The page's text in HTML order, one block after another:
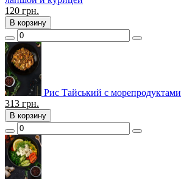
120 грн.
В корзину
Рис Тайський с морепродуктами
313 грн.
В корзину